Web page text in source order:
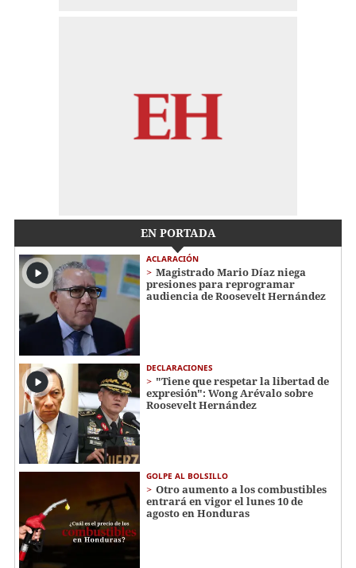
EN PORTADA
ACLARACIÓN
Magistrado Mario Díaz niega
presiones para reprogramar
audiencia de Roosevelt Hernández
DECLARACIONES
"Tiene que respetar la libertad de
expresión": Wong Arévalo sobre
Roosevelt Hernández
GOLPE AL BOLSILLO
Otro aumento a los combustibles
entrará en vigor el lunes 10 de
agosto en Honduras